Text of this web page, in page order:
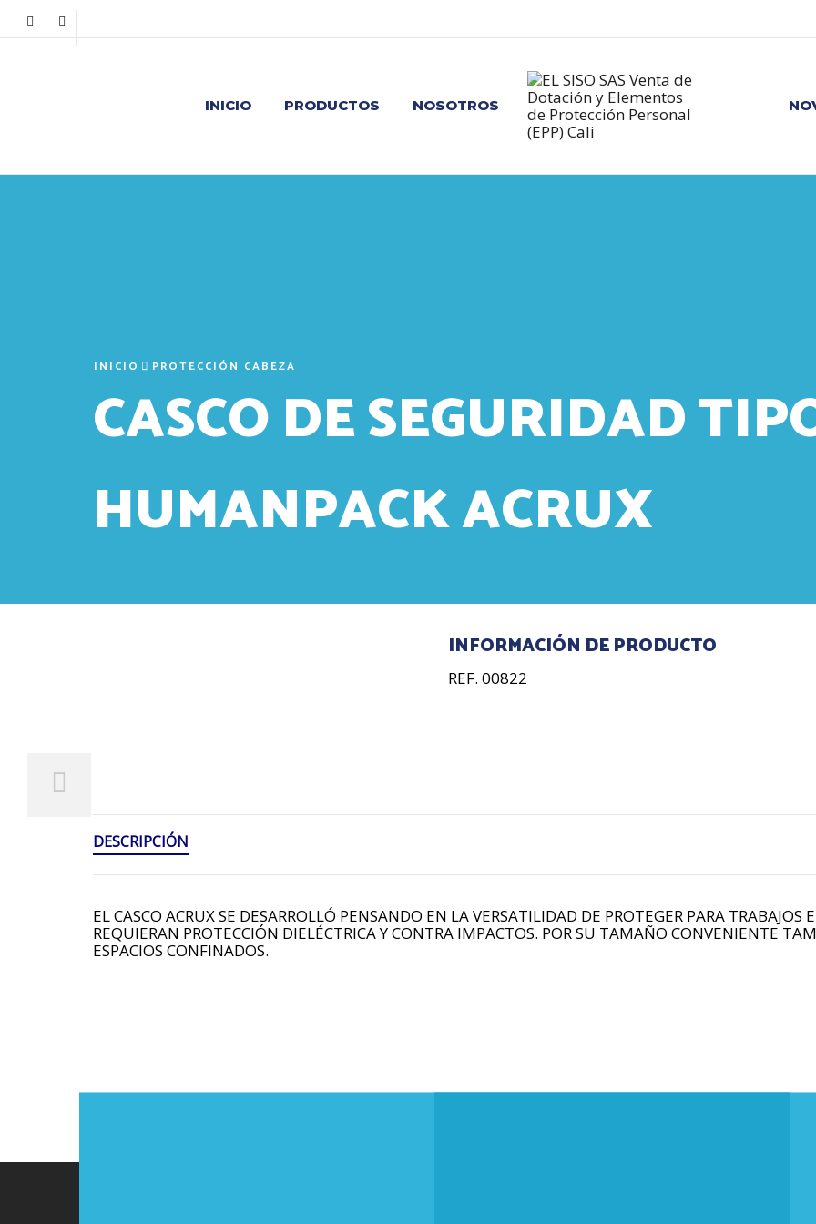
INICIO PRODUCTOS NOSOTROS
INICIO PROTECCIÓN CABEZA
CASCO DE SEGURIDAD
HUMANPACK ACRUX
INFORMACIÓN DE PRODUCTO
REF. 00822
DESCRIPCIÓN
EL CASCO ACRUX SE DESARROLLÓ PENSANDO EN LA VERSATILIDAD DE PROTEGER PARA TRABAJOS
REQUIERAN PROTECCIÓN DIELÉCTRICA Y CONTRA IMPACTOS. POR SU TAMAÑO CONVENIENTE
ESPACIOS CONFINADOS.